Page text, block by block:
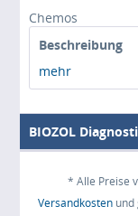
Chemos
Beschreibung
mehr
BIOZOL
* Alle Preise
Versandkosten und